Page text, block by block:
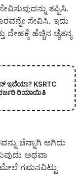
ತಪ್ಪಿಸಿ.
ಸೇವಿಸಿ. ಇದು
ಹೆಚ್ಚಿನ ಚೈತನ್ಯ
ಇದೆಯಾ? KSRTC
ಭರ್ಜರಿ ರಿಯಾಯಿತಿ
ಚೆನ್ನಾಗಿ ಅಗಿದು
ಅಥವಾ
ಮೇಲೆ ಗಮನವಿಟ್ಟು